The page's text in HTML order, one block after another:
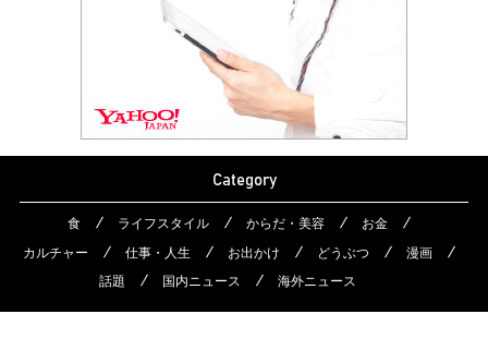
Category
食 ライフスタイル からだ・美容
お金
カルチャー
仕事・人生 お出かけ どうぶつ
漫画
話題
国内ニュース 海外ニュース